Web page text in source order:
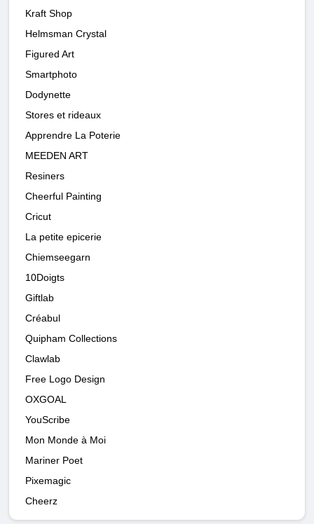
Kraft Shop
Helmsman Crystal
Figured Art
Smartphoto
Dodynette
Stores et rideaux
Apprendre La Poterie
MEEDEN ART
Resiners
Cheerful Painting
Cricut
La petite epicerie
Chiemseegarn
10Doigts
Giftlab
Créabul
Quipham Collections
Clawlab
Free Logo Design
OXGOAL
YouScribe
Mon Monde à Moi
Mariner Poet
Pixemagic
Cheerz